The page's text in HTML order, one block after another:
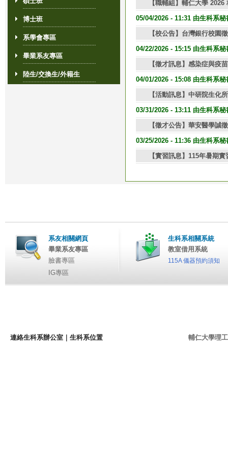
博士班
系學會專區
畢業系友專區
陸生/交換生/外籍生
【職輔組】輔仁大學
05/04/2026 - 11:31 由生科系秘
【校公告】台灣銀行校園
04/22/2026 - 15:15 由生科系秘
【徵才訊息】感染症與疫
04/01/2026 - 15:08 由生科系秘
【活動訊息】中研院生化
03/31/2026 - 13:11 由生科系秘
【徵才公告】華安醫學誠
03/25/2026 - 11:36 由生科系秘
【實習訊息】115年暑期
系友相關網頁
畢業系友專區
臉書專區
IG專區
生科系相關系統
教室借用系統
115A 儀器預約須知
連絡生科系辦公室 生科系位置 輔仁大學理